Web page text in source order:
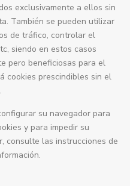
exclusivamente a ellos sin
También se pueden utilizar
de tráfico, controlar el
siendo en estos casos
pero beneficiosas para el
cookies prescindibles sin el
su navegador para
y para impedir su
consulte las instrucciones de